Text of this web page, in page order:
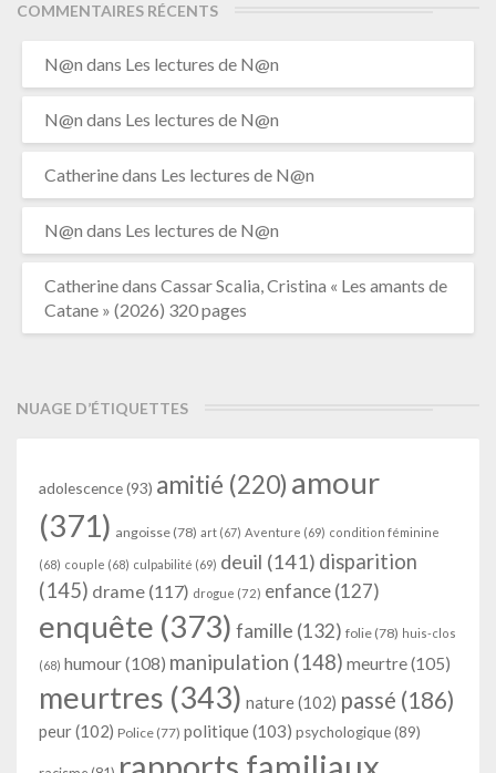
COMMENTAIRES RÉCENTS
N@n dans Les lectures de N@n
N@n dans Les lectures de N@n
Catherinedans Les lectures de N@n
N@n dans Les lectures de N@n
Catherinedans Cassar Scalia, Cristina « Les amants de
Catane » (2026) 320 pages
NUAGE D’ÉTIQUETTES
adolescence(93) amitié (220) amour
(371) angoisse (78) art (67) Aventure (69) condition féminine
(68) couple (68) culpabilité (69) deuil (141) disparition
(145) drame (117) drogue (72) enfance(127)
enquête (373) famille (132) folie (78) huis-clos
(68) humour(108) manipulation (148) meurtre(105)
meurtres (343) nature(102) passé (186)
peur(102) Police (77) politique(103) psychologique(89)